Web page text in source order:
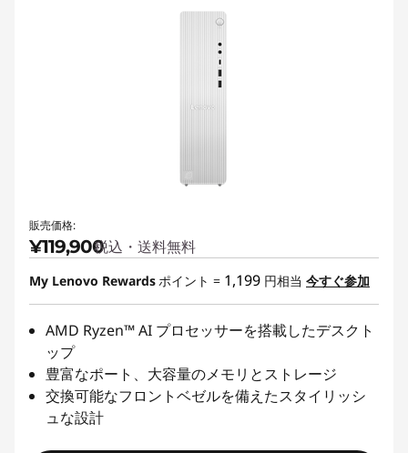
販売価格:
¥119,900税込・送料無料
My Lenovo Rewardsポイント = 1,199 円相当 今すぐ参加
AMD Ryzen™ AI プロセッサーを搭載したデスクト
ップ
豊富なポート、大容量のメモリとストレージ
交換可能なフロントベゼルを備えたスタイリッシ
ュな設計